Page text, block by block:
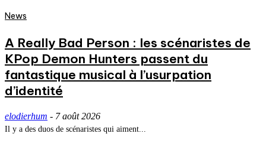
News
A Really Bad Person : les scénaristes de
KPop Demon Hunters passent du
fantastique musical à l’usurpation
d’identité
elodierhum - 7 août 2026
Il y a des duos de scénaristes qui aiment...